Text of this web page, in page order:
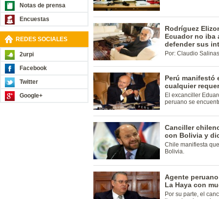
Notas de prensa
Encuestas
REDES SOCIALES
2urpi
Facebook
Twitter
Google+
Rodríguez
Ecuador no iba
defender sus
Por: Claudio
Perú manifestó
cualquier
El excanciller
peruano se
Canciller
con Bolivia y
Chile manifiesta
Bolivia.
Agente
La Haya con
Por su parte, el